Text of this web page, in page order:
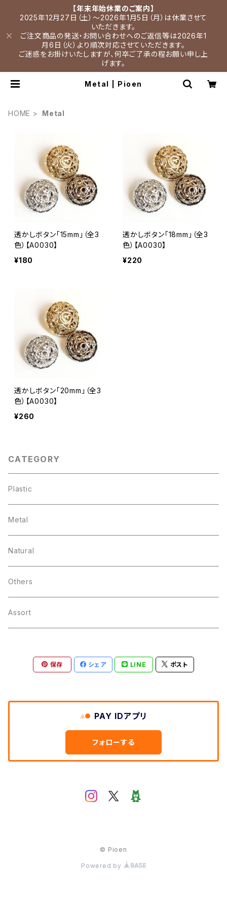
【年末年始休業のご案内】
2025年12月27日（土）～2026年1月5日（月）は休業させて
いただきます。
ご注文商品の発送・お問い合わせへのご返信等は2026年1
月6日（火）より順次対応させていただきます。
ご迷惑をお掛けいたしますが、何卒ご了承の程お願い申し上
げます。
Metal | Pioen
HOME Metal
透かしボタン「15mm」（全3
色）【A0030】
¥180
透かしボタン「18mm」（全3
色）【A0030】
¥220
透かしボタン「20mm」（全3
色）【A0030】
¥260
CATEGORY
Plastic
Metal
Natural
Others
Assort
保存 シェア LINE ポスト
PAY IDアプリ
フォローする
© Pioen
Powered by